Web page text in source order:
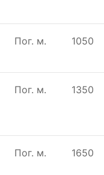
Пог. м. 1050
Пог. м. 1350
Пог. м. 1650